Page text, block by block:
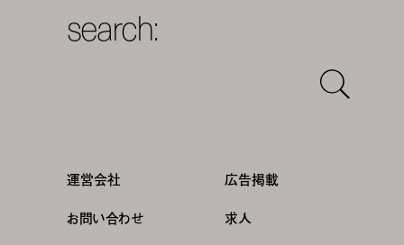
search:
運営会社
広告掲載
お問い合わせ
求人